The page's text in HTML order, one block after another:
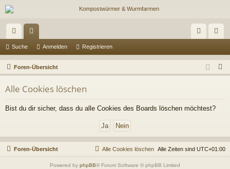
ch
ne
llz
ug
riff
en m
el
n
ist
rie
Suche Anmelden Registrieren
Foren-Übersicht
u
Alle Cookies löschen
Bist du dir sicher, dass du alle Cookies des Boards löschen möchtest?
Foren-Übersicht Alle Zeiten sind UTC+01:00
Alle Cookies löschen
Powered by phpBB® Forum Software © phpBB Limited